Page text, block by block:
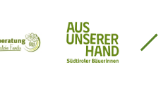
Mit Bäuerinnen lernen -
Lebensberatung für dieAus unserer